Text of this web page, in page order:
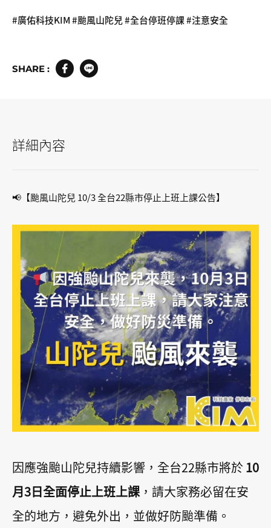
#廣佑科技KIM #颱風山陀兒 #全台停班停課 #注意安全
SHARE :
詳細內容
📢【颱風山陀兒 10/3 全台22縣市停止上班上課公告】
因應強颱山陀兒持續影響，全台22縣市將於10
月3日全面停止上班上課，請大家務必留在安
全的地方，避免外出，並做好防颱準備。